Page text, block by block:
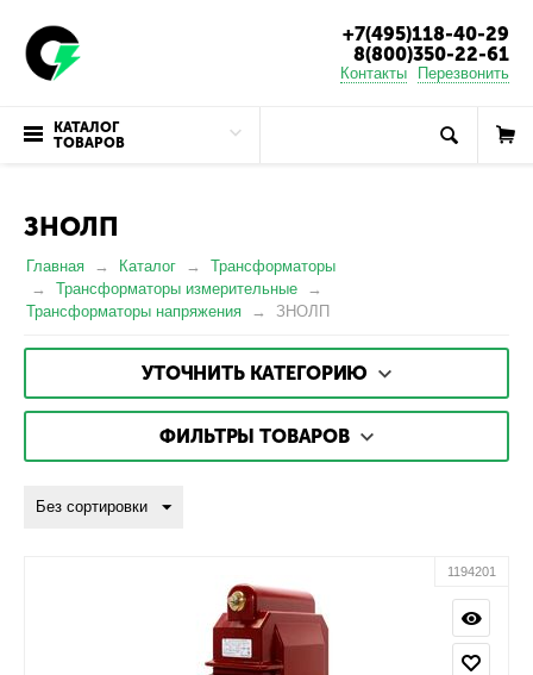
+7(495)118-40-29
8(800)350-22-61
Контакты Перезвонить
КАТАЛОГ
ТОВАРОВ
ЗНОЛП
Главная Каталог
Трансформаторы
Трансформаторы измерительные
Трансформаторы напряжения
ЗНОЛП
УТОЧНИТЬ КАТЕГОРИЮ
ФИЛЬТРЫ ТОВАРОВ
Без сортировки
1194201